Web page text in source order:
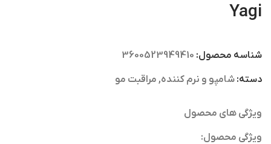
Yagi
شناسه محصول: 3600523949410
دسته: شامپو و نرم کننده, مراقبت مو
ویژگی های محصول
ویژگی محصول: